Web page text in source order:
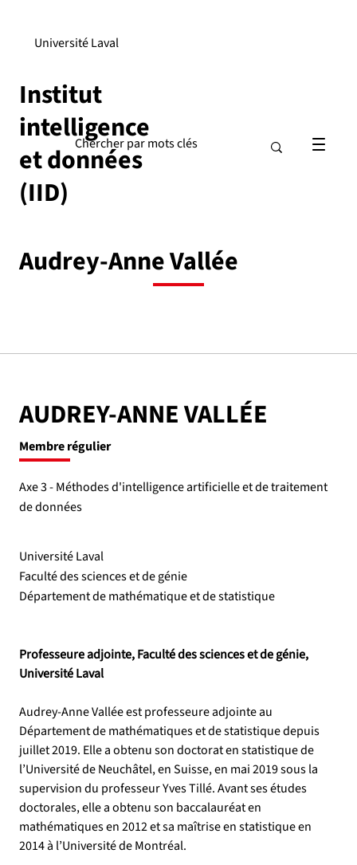
Institut
intelligence
et données
(IID)
Université Laval
Audrey-Anne Vallée
AUDREY-ANNE VALLÉE
Membre régulier
Axe 3 - Méthodes d'intelligence artificielle et de traitement
de données
Université Laval
Faculté des sciences et de génie
Département de mathématique et de statistique
Professeure adjointe, Faculté des sciences et de génie,
Université Laval
Audrey-Anne Vallée est professeure adjointe au
Département de mathématiques et de statistique depuis
juillet 2019. Elle a obtenu son doctorat en statistique de
l’Université de Neuchâtel, en Suisse, en mai 2019 sous la
supervision du professeur Yves Tillé. Avant ses études
doctorales, elle a obtenu son baccalauréat en
mathématiques en 2012 et sa maîtrise en statistique en
2014 à l’Université de Montréal.